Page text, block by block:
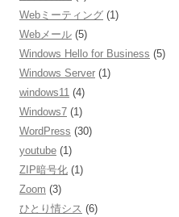
Webミーティング (1)
Webメール (5)
Windows Hello for Business (5)
Windows Server (1)
windows11 (4)
Windows7 (1)
WordPress (30)
youtube (1)
ZIP暗号化 (1)
Zoom (3)
ひとり情シス (6)